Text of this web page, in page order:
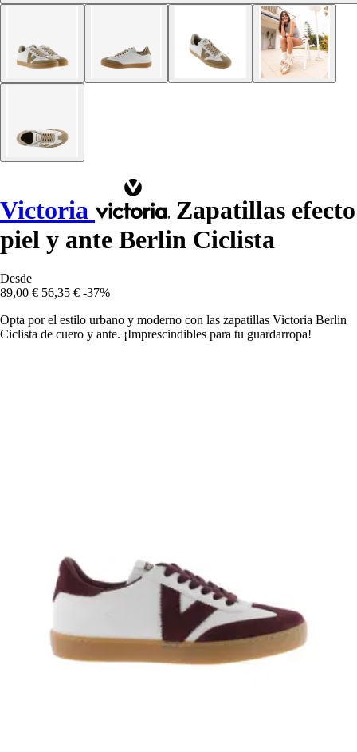
Victoria
Zapatillas efecto
piel y ante Berlin Ciclista
Desde
89,00 € 56,35 € -37%
Opta por el estilo urbano y moderno con las zapatillas Victoria Berlin
Ciclista de cuero y ante. ¡Imprescindibles para tu guardarropa!